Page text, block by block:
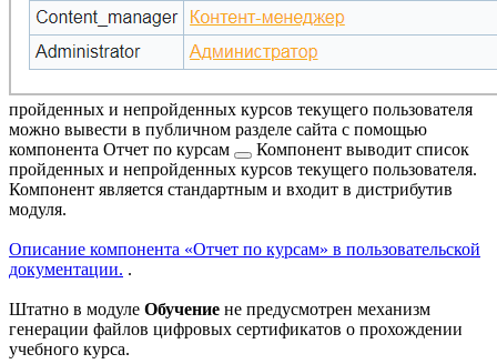
пройденных и непройденных курсов текущего пользователя
можно вывести в публичном разделе сайта с помощью
компонента Отчет по курсам
Компонент выводит список
пройденных и непройденных курсов текущего пользователя.
Компонент является стандартным и входит в дистрибутив
модуля.
Описание компонента «Отчет по курсам» в пользовательской
документации. .
Штатно в модуле Обучение не предусмотрен механизм
генерации файлов цифровых сертификатов о прохождении
учебного курса.